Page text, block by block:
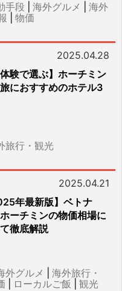
手段 海外グルメ
海外
物価
2025.04.28
体験で選ぶ】ホーチミン
におすすめのホテル3
旅行・観光
2025.04.21
年最新版】ベトナ
ーチミンの物価相場に
徹底解説
外グルメ
海外旅行・
ローカルご飯 観光